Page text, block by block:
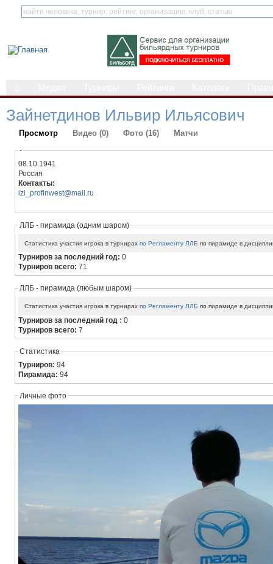
Зайнетдинов Ильвир Ильясович
Просмотр Видео (0) Фото (16) Матчи
-
08.10.1941
Россия
Контакты:
izi_profinwest@mail.ru
ЛЛБ - пирамида (одним шаром)
Статистика участия игрока в турнирахпо Регламенту ЛЛБ по пирамиде в
Турниров за последний год:0
Турниров всего:71
ЛЛБ - пирамида (любым шаром)
Статистика участия игрока в турнирахпо Регламенту ЛЛБ по пирамиде в
Турниров за последний год :0
Турниров всего:7
Статистика
Турниров:94
Пирамида:94
Личные фото